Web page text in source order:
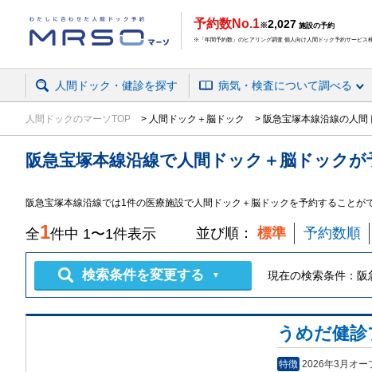
予約数No.1※2,027 施設の予約
※「年間予約数」のヒアリング調査 個人向け人間ドック予約サービス
人間ドック・健診を探す 病気・検査について調べる
人間ドックのマーソTOP 人間ドック＋脳ドック 阪急宝塚本線沿線の人
阪急宝塚本線沿線で人間ドック＋脳ドックが
阪急宝塚本線沿線では1件の医療施設で人間ドック＋脳ドックを予約すること
全1件中 1〜1件表示 並び順： 標準 予約数順
検索条件を変更する ▼ 現在の検索条件： 阪
うめだ健
特徴 2026年3月オー